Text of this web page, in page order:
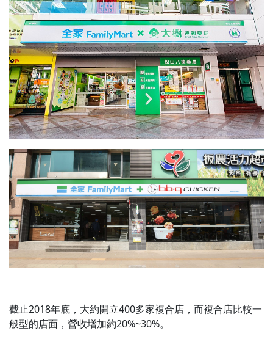
截止2018年底，大約開立400多家複合店，而複合店比較一
般型的店面，營收增加約20%~30%。